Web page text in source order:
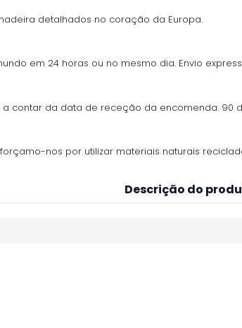
detalhados no coração da Europa.
em 24 horas ou no mesmo dia. Envio
contar da data de receção da encomenda.
nos por utilizar materiais naturais
Descrição do